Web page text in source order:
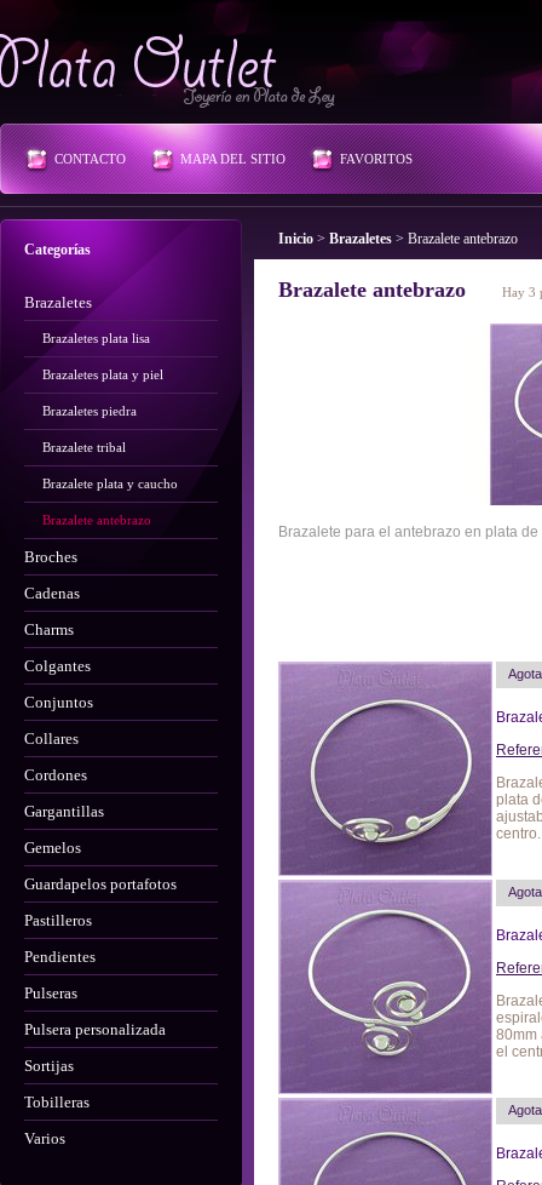
CONTACTO MAPA DEL SITIO FAVORITOS
Categorías
Brazaletes
Brazaletes plata lisa
Brazaletes plata y piel
Brazaletes piedra
Brazalete tribal
Brazalete plata y caucho
Brazalete antebrazo
Broches
Cadenas
Charms
Colgantes
Conjuntos
Collares
Cordones
Gargantillas
Gemelos
Guardapelos portafotos
Pastilleros
Pendientes
Pulseras
Pulsera personalizada
Sortijas
Tobilleras
Varios
Inicio > Brazaletes > Brazalete antebrazo
Brazalete antebrazo Hay 3
Brazalete para el antebrazo en plata de
plata
centro.
80mm
el